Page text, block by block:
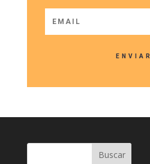
ENVIAR
Buscar